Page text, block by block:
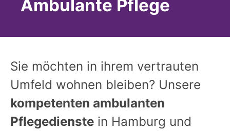
Ambulante Pflege
Sie möchten in ihrem vertrauten
Umfeld wohnen bleiben? Unsere
kompetenten ambulanten
Pflegedienste in Hamburg und